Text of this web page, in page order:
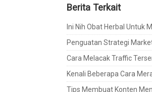
Berita Terkait
Ini Nih Obat Herbal Untuk
Penguatan Strategi
Cara Melacak Traffic
Kenali Beberapa Cara
Tips Membuat Konten